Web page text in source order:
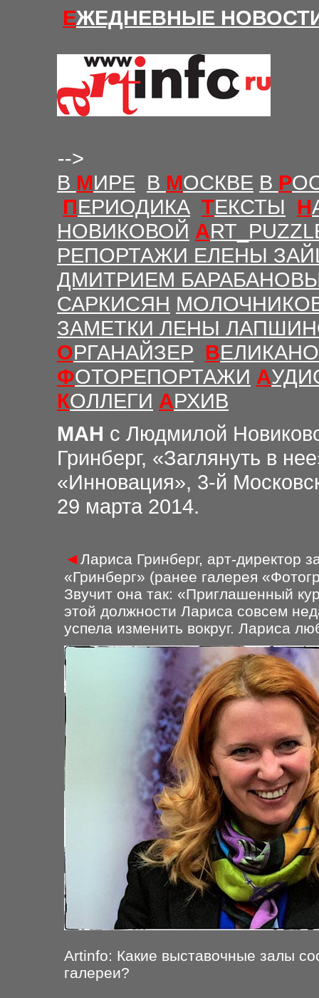
ЕЖЕДНЕВНЫЕ Н
-->
В МИРЕ В МОСКВЕ В Р
ПЕРИОДИКА ТЕКСТЫ Н
НОВИКОВОЙ A
РЕПОРТАЖИ ЕЛЕНЫ
ДМИТРИЕМ
САРКИСЯН
ЗАМЕТКИ ЛЕНЫ
ОРГАНАЙЗЕР В
ФОТОРЕПОРТАЖИ А
КОЛЛЕГИ АРХИВ
МАН с Людмилой
Гринберг, «Заглянуть в
«Инновация», 3-й
29 марта 2014.
◄Лариса Гринберг, арт-директор
«Гринберг» (ранее галерея
Звучит она так: «Приглашенный
этой должности Лариса совсем
успела изменить вокруг. Лариса
Artinfo: Какие выставочные залы
галереи?